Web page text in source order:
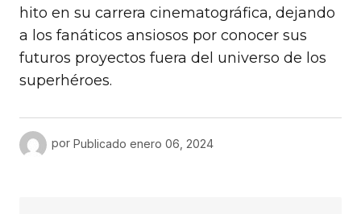
hito en su carrera cinematográfica, dejando
a los fanáticos ansiosos por conocer sus
futuros proyectos fuera del universo de los
superhéroes.
por Publicado enero 06, 2024